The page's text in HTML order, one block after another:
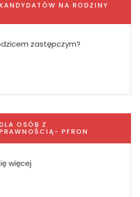
NA RODZINY
zastępczym?
OSÓB Z
PFRON
więcej